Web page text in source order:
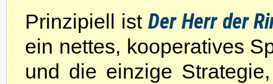
Prinzipiell ist Der Herr der
ein nettes, kooperatives
und die einzige